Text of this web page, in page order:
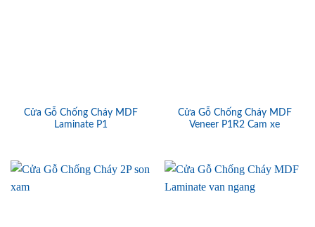
Cửa Gỗ Chống Cháy MDF
Laminate P1
Cửa Gỗ Chống Cháy MDF
Veneer P1R2 Cam xe